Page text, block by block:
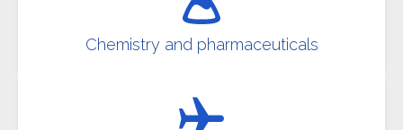
Chemistry and pharmaceuticals